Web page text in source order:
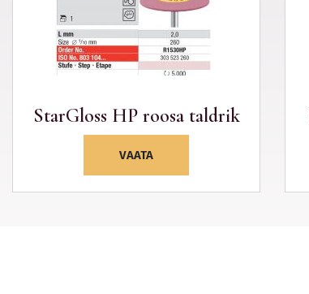
StarGloss HP roosa taldrik
VAATA